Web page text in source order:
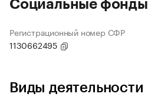
Социальные фонды
Регистрационный номер СФР
1130662495
Виды деятельности